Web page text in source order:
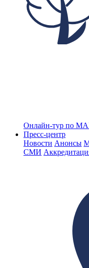
Онлайн-тур по
Пресс-центр
Новости Анонсы
СМИ